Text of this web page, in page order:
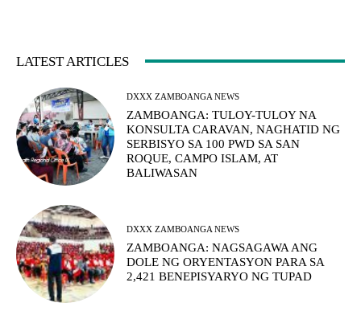
LATEST ARTICLES
DXXX ZAMBOANGA NEWS
ZAMBOANGA: TULOY-TULOY NA
KONSULTA CARAVAN, NAGHATID NG
SERBISYO SA 100 PWD SA SAN
ROQUE, CAMPO ISLAM, AT
BALIWASAN
DXXX ZAMBOANGA NEWS
ZAMBOANGA: NAGSAGAWA ANG
DOLE NG ORYENTASYON PARA SA
2,421 BENEPISYARYO NG TUPAD